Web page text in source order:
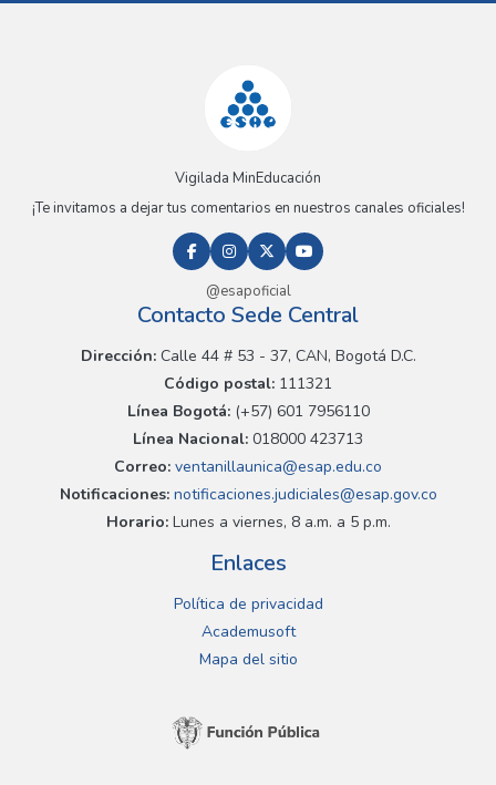
Vigilada MinEducación
¡Te invitamos a dejar tus comentarios en nuestros canales oficiales!
@esapoficial
Contacto Sede Central
Dirección:Calle 44 # 53 - 37, CAN, Bogotá D.C.
Código postal: 111321
Línea Bogotá:(+57) 601 7956110
Línea Nacional: 018000 423713
Correo: ventanillaunica@esap.edu.co
Notificaciones:notificaciones.judiciales@esap.gov.co
Horario:Lunes a viernes, 8 a.m. a 5 p.m.
Enlaces
Política de privacidad
Academusoft
Mapa del sitio